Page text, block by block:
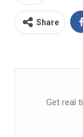
Share
Get real